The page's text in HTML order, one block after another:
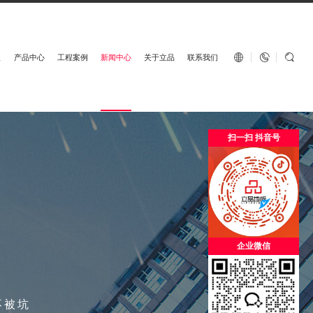
产品中心 工程案例 新闻中心 关于立品 联系我们 English  
坑
扫一扫 抖音号
企业微信